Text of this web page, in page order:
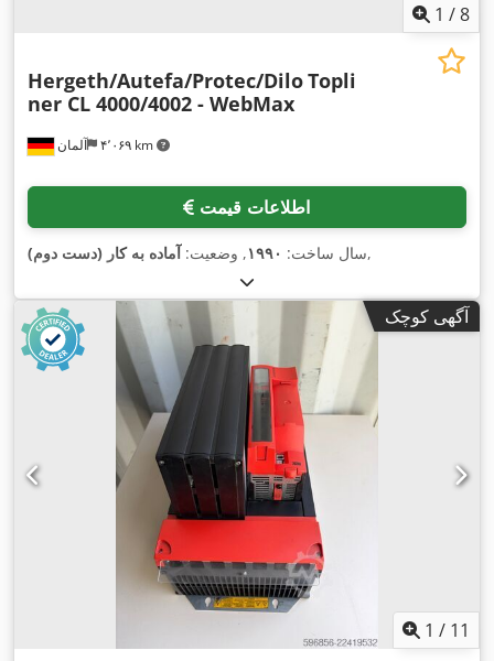
1 /8
آلمان ۴٬۰۶۹ km
Hergeth/Autefa/Protec/DiloTopli
ner CL 4000/4002 - WebMax
اطلاعات قیمت
سال ساخت: ۱۹۹۰, وضعیت:آماده به کار (دست دوم) ,
آگهی کوچک
1 / 11